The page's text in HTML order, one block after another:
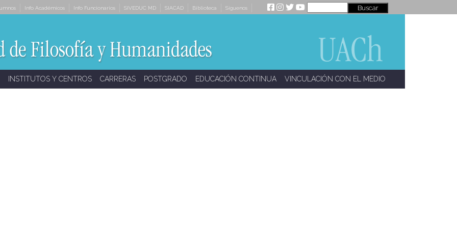
Info Académicos Info Funcionarios SIVEDUC MD SIACAD Biblioteca Síguenos
INSTITUTOS Y CENTROS CARRERAS POSTGRADO EDUCACIÓN CONTINUA VINCULACIÓN CON EL MEDIO